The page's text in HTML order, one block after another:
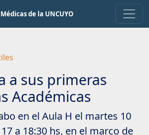
de la UNCUYO
a sus primeras
Académicas
en el Aula H el martes 10
a 18:30 hs, en el marco de